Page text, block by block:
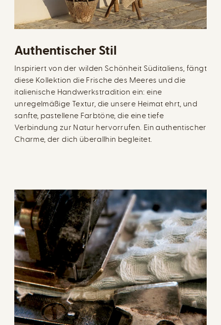
Authentischer Stil
Inspiriert von der wilden Schönheit Süditaliens, fängt
diese Kollektion die Frische des Meeres und die
italienische Handwerkstradition ein: eine
unregelmäßige Textur, die unsere Heimat ehrt, und
sanfte, pastellene Farbtöne, die eine tiefe
Verbindung zur Natur hervorrufen. Ein authentischer
Charme, der dich überallhin begleitet.